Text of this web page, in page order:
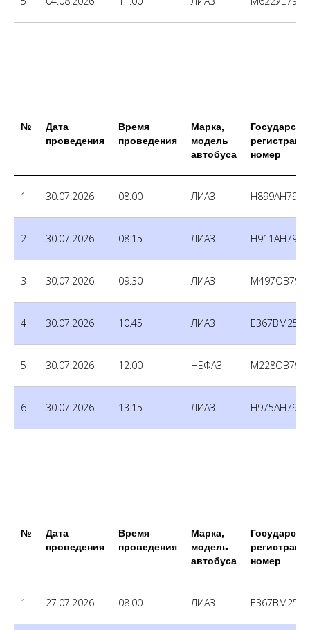
№
Дата
проведения
Время
проведения
Марка,
модель
автобуса
номер
1 30.07.2026 08.00 ЛИАЗ Н899АН790
2 30.07.2026 08.15 ЛИАЗ Н911АН790
3 30.07.2026 09.30 ЛИАЗ М497ОВ790
4 30.07.2026 10.45 ЛИАЗ Е367ВМ250
5 30.07.2026 12.00 НЕФАЗ М228ОВ790
6 30.07.2026 13.15 ЛИАЗ Н975АН790
№
Дата
проведения
Время
проведения
Марка,
модель
автобуса
номер
1 27.07.2026 08.00 ЛИАЗ Е367ВМ250